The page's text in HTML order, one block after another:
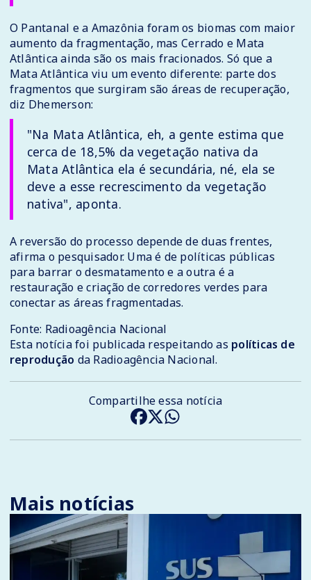
O Pantanal e a Amazônia foram os biomas com maior
aumento da fragmentação, mas Cerrado e Mata
Atlântica ainda são os mais fracionados. Só que a
Mata Atlântica viu um evento diferente: parte dos
fragmentos que surgiram são áreas de recuperação,
diz Dhemerson:
"Na Mata Atlântica, eh, a gente estima que
cerca de 18,5% da vegetação nativa da
Mata Atlântica ela é secundária, né, ela se
deve a esse recrescimento da vegetação
nativa", aponta.
A reversão do processo depende de duas frentes,
afirma o pesquisador. Uma é de políticas públicas
para barrar o desmatamento e a outra é a
restauração e criação de corredores verdes para
conectar as áreas fragmentadas.
Fonte: Radioagência Nacional
Esta notícia foi publicada respeitando as políticas de
reprodução da Radioagência Nacional.
Compartilhe essa notícia
Mais notícias